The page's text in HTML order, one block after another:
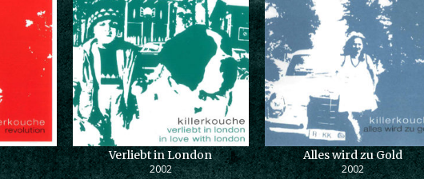
Verliebt in London
2002
Alles wird zu Gold
2002